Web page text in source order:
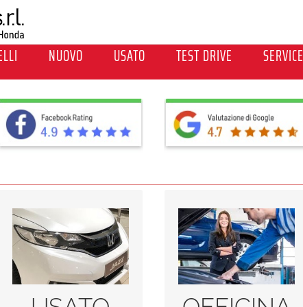
NUOVO USATO TEST DRIVE SERVICE
Usato ASSISTENZA